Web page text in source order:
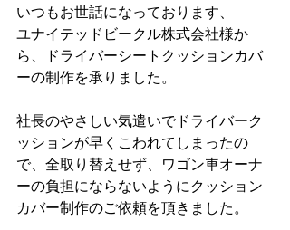
いつもお世話になっております、
ユナイテッドビークル株式会社様か
ら、ドライバーシートクッションカバ
ーの制作を承りました。
社長のやさしい気遣いでドライバーク
ッションが早くこわれてしまったの
で、全取り替えせず、ワゴン車オーナ
ーの負担にならないようにクッション
カバー制作のご依頼を頂きました。